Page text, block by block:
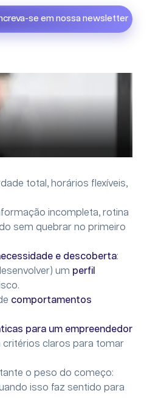
se em nossa newsletter
total, horários flexíveis,
incompleta, rotina
sem quebrar no primeiro
e descoberta:
um perfil
comportamentos
para um empreendedor
critérios claros para tomar
o peso do começo:
isso faz sentido para